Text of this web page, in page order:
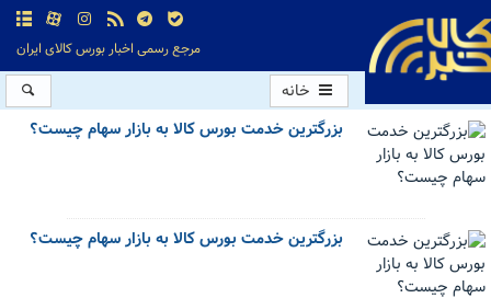
مرجع رسمی اخبار بورس کالای ایران
خانه
بزرگترین خدمت بورس کالا به بازار سهام چیست؟
بزرگترین خدمت بورس کالا به بازار سهام چیست؟